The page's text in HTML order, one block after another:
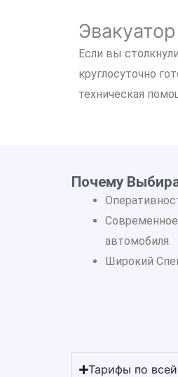
Если вы
круглосуточно
техническая
Почему
автомобиля.
Широкий
Тарифы по